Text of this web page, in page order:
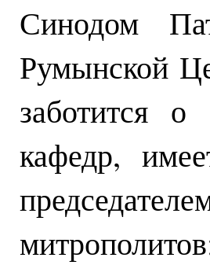
Синодом
Румынской
заботится
кафедр,